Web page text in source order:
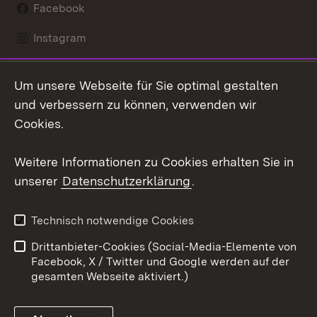
Facebook
Instagram
Mastodon
Youtube
Kontakt
Datenschutz
Barrierefreiheit
Impressum Cookies
Um unsere Webseite für Sie optimal gestalten
und verbessern zu können, verwenden wir
Cookies.
Weitere Informationen zu Cookies erhalten Sie in
unserer Datenschutzerklärung.
Technisch notwendige Cookies
Drittanbieter-Cookies (Social-Media-Elemente von
Facebook, X / Twitter und Google werden auf der
gesamten Webseite aktiviert.)